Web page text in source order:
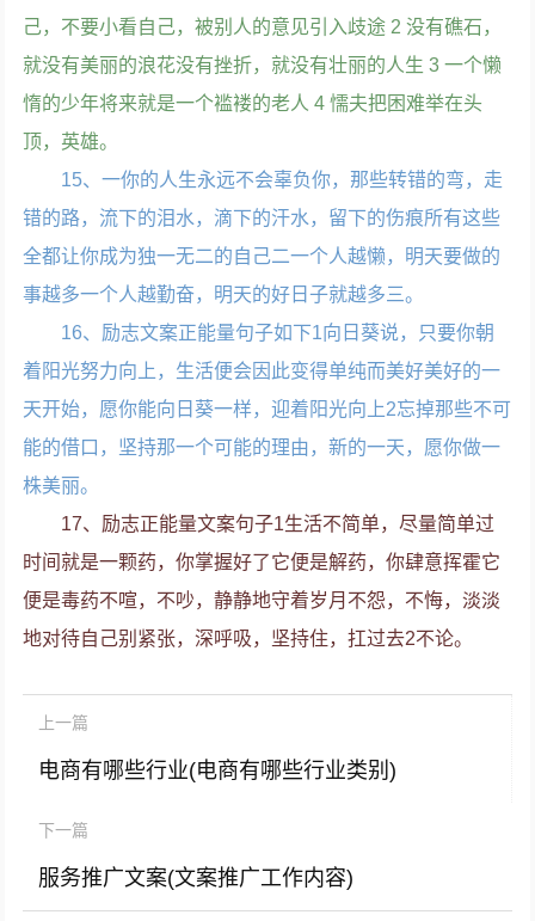
己，不要小看自己，被别人的意见引入歧途 2 没有礁石，
就没有美丽的浪花没有挫折，就没有壮丽的人生 3 一个懒
惰的少年将来就是一个褴褛的老人 4 懦夫把困难举在头
顶，英雄。
15、一你的人生永远不会辜负你，那些转错的弯，走
错的路，流下的泪水，滴下的汗水，留下的伤痕所有这些
全都让你成为独一无二的自己二一个人越懒，明天要做的
事越多一个人越勤奋，明天的好日子就越多三。
16、励志文案正能量句子如下1向日葵说，只要你朝
着阳光努力向上，生活便会因此变得单纯而美好美好的一
天开始，愿你能向日葵一样，迎着阳光向上2忘掉那些不可
能的借口，坚持那一个可能的理由，新的一天，愿你做一
株美丽。
17、励志正能量文案句子1生活不简单，尽量简单过
时间就是一颗药，你掌握好了它便是解药，你肆意挥霍它
便是毒药不喧，不吵，静静地守着岁月不怨，不悔，淡淡
地对待自己别紧张，深呼吸，坚持住，扛过去2不论。
上一篇
电商有哪些行业(电商有哪些行业类别)
下一篇
服务推广文案(文案推广工作内容)